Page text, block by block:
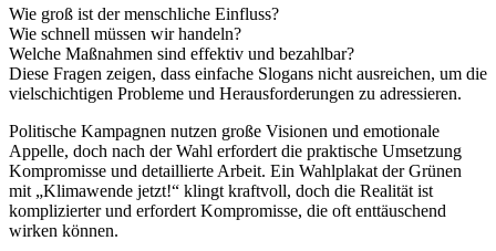
Wie groß ist der menschliche Einfluss?
Wie schnell müssen wir handeln?
Welche Maßnahmen sind effektiv und bezahlbar?
Diese Fragen zeigen, dass einfache Slogans nicht ausreichen, um die
vielschichtigen Probleme und Herausforderungen zu adressieren.
Politische Kampagnen nutzen große Visionen und emotionale
Appelle, doch nach der Wahl erfordert die praktische Umsetzung
Kompromisse und detaillierte Arbeit. Ein Wahlplakat der Grünen
mit „Klimawende jetzt!“ klingt kraftvoll, doch die Realität ist
komplizierter und erfordert Kompromisse, die oft enttäuschend
wirken können.